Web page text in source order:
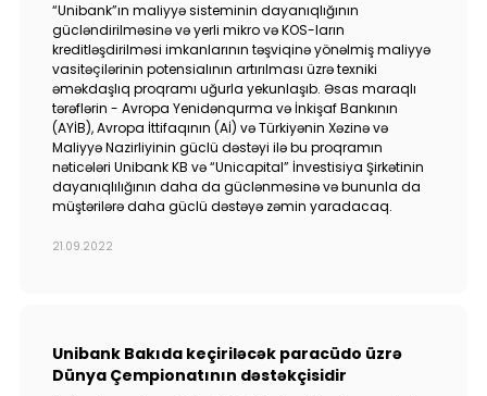
“Unibank”ın maliyyə sisteminin dayanıqlığının
gücləndirilməsinə və yerli mikro və KOS-ların
kreditləşdirilməsi imkanlarının təşviqinə yönəlmiş maliyyə
vasitəçilərinin potensialının artırılması üzrə texniki
əməkdaşlıq proqramı uğurla yekunlaşıb. Əsas maraqlı
tərəflərin - Avropa Yenidənqurma və İnkişaf Bankının
(AYİB), Avropa İttifaqının (Aİ) və Türkiyənin Xəzinə və
Maliyyə Nazirliyinin güclü dəstəyi ilə bu proqramın
nəticələri Unibank KB və “Unicapital” İnvestisiya Şirkətinin
dayanıqlılığının daha da güclənməsinə və bununla da
müştərilərə daha güclü dəstəyə zəmin yaradacaq.
21.09.2022
Unibank Bakıda keçiriləcək paracüdo üzrə
Dünya Çempionatının dəstəkçisidir